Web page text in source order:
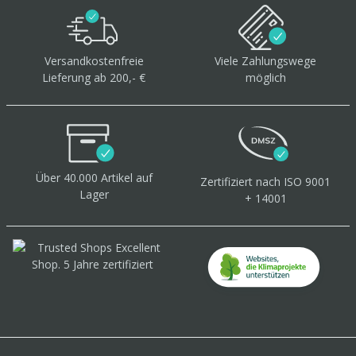
Versandkostenfreie
Lieferung ab 200,- €
Viele Zahlungswege
möglich
Über 40.000 Artikel auf
Lager
Zertifiziert nach ISO 9001
+ 14001